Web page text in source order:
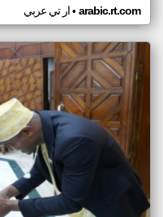
ار تي عربي• arabic.rt.com